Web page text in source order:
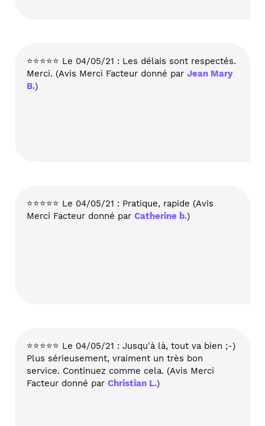
⭐⭐⭐⭐⭐ Le 04/05/21 : Les délais sont respectés.
Merci. (Avis Merci Facteur donné par Jean Mary
B.)
⭐⭐⭐⭐⭐ Le 04/05/21 : Pratique, rapide (Avis
Merci Facteur donné par Catherine b.)
⭐⭐⭐⭐⭐ Le 04/05/21 : Jusqu'à là, tout va bien ;-)
Plus sérieusement, vraiment un très bon
service. Continuez comme cela. (Avis Merci
Facteur donné par Christian L.)